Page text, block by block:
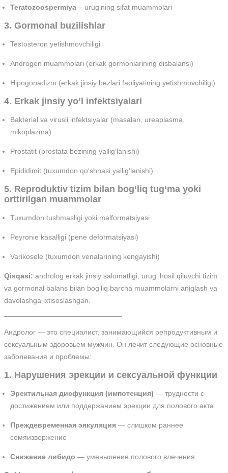
Teratozoospermiya – urug‘ning sifat muammolari
3. Gormonal buzilishlar
Testosteron yetishmovchiligi
Androgen muammolari (erkak gormonlarining disbalansi)
Hipogonadizm (erkak jinsiy bezlari faoliyatining yetishmovchiligi)
4. Erkak jinsiy yo‘l infektsiyalari
Bakterial va virusli infektsiyalar (masalan, ureaplasma,
mikoplazma)
Prostatit (prostata bezining yallig‘lanishi)
Epididimit (tuxumdon qo‘shnasi yallig‘lanishi)
5. Reproduktiv tizim bilan bog‘liq tug‘ma yoki
orttirilgan muammolar
Tuxumdon tushmasligi yoki malformatsiyasi
Peyronie kasalligi (pene deformatsiyasi)
Varikosele (tuxumdon venalarining kengayishi)
Qisqasi: androlog erkak jinsiy salomatligi, urug‘ hosil qiluvchi tizim
va gormonal balans bilan bog‘liq barcha muammolarni aniqlash va
davolashga ixtisoslashgan.
Андролог — это специалист, занимающийся репродуктивным и
сексуальным здоровьем мужчин. Он лечит следующие основные
заболевания и проблемы:
1. Нарушения эрекции и сексуальной функции
Эректильная дисфункция (импотенция) — трудности с
достижением или поддержанием эрекции для полового акта
Преждевременная эякуляция — слишком раннее
семяизвержение
Снижение либидо — уменьшение полового влечения